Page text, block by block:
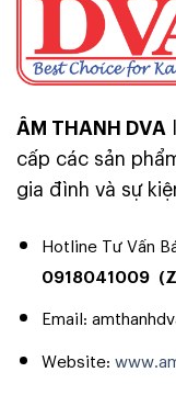
ÂM THANH DVA
cấp các sản
gia đình và sự
Hotline Tư Vấn
0918041009
Email:
Website: